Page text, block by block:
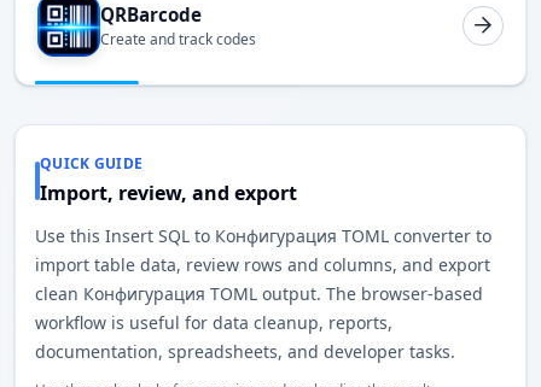
QRBarcode
Create and track codes
QUICK GUIDE
Import, review, and export
Use this Insert SQL to Конфигурация TOML converter to
import table data, review rows and columns, and export
clean Конфигурация TOML output. The browser-based
workflow is useful for data cleanup, reports,
documentation, spreadsheets, and developer tasks.